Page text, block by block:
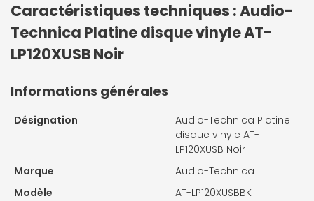
Caractéristiques techniques : Audio-
Technica Platine disque vinyle AT-
LP120XUSB Noir
Informations générales
Désignation
Audio-Technica Platine
disque vinyle AT-
LP120XUSB Noir
Marque
Audio-Technica
Modèle
AT-LP120XUSBBK